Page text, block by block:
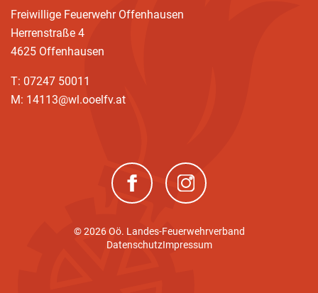
Freiwillige Feuerwehr Offenhausen
Herrenstraße 4
4625 Offenhausen
T: 07247 50011
M: 14113@wl.ooelfv.at
(neues Fenster)(neues Fenster)
© 2026 Oö. Landes-Feuerwehrverband
DatenschutzImpressum